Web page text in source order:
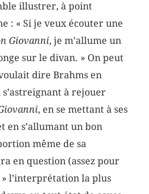
illustrer, à point
: « Si je veux écouter une
Giovanni, je m’allume un
sur le divan. » On peut
dire Brahms en
s’astreignant à rejouer
, en se mettant à ses
en s’allumant un bon
même de sa
en question (assez pour
l’interprétation la plus